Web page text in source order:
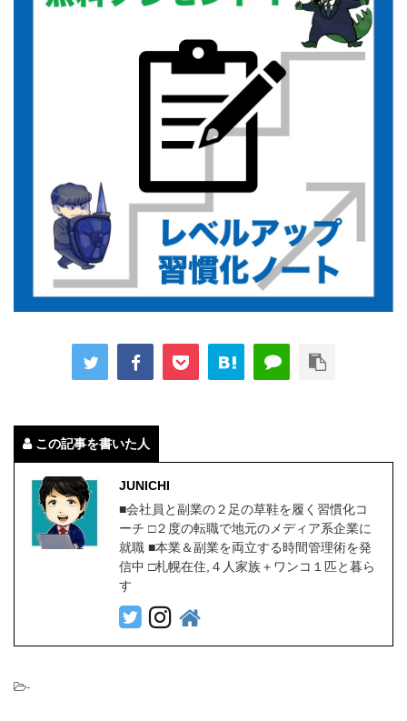
この記事を書いた人
JUNICHI
■会社員と副業の２足の草鞋を履く習慣化コ
ーチ □２度の転職で地元のメディア系企業に
就職 ■本業＆副業を両立する時間管理術を発
信中 □札幌在住,４人家族＋ワンコ１匹と暮ら
す
-